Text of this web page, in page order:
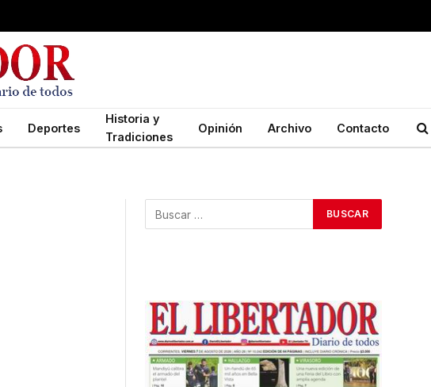
Deportes
Historia y
Tradiciones
Opinión Archivo Contacto